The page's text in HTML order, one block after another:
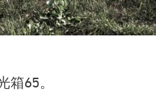
箱65。